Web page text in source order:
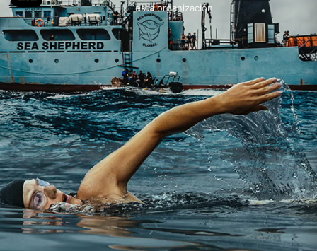
esta organización